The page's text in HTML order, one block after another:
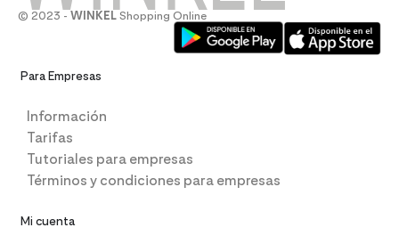
© 2023 - WINKEL Shopping Online
Para Empresas
Información
Tarifas
Tutoriales para empresas
Términos y condiciones para empresas
Mi cuenta